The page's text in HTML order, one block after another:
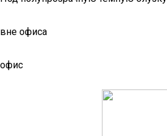
вне офиса
офис